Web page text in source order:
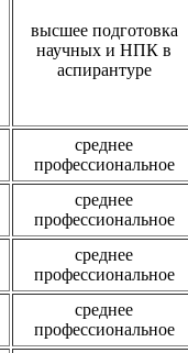
высшее подготовка
научных и НПК в
аспирантуре
среднее
профессиональное
среднее
профессиональное
среднее
профессиональное
среднее
профессиональное